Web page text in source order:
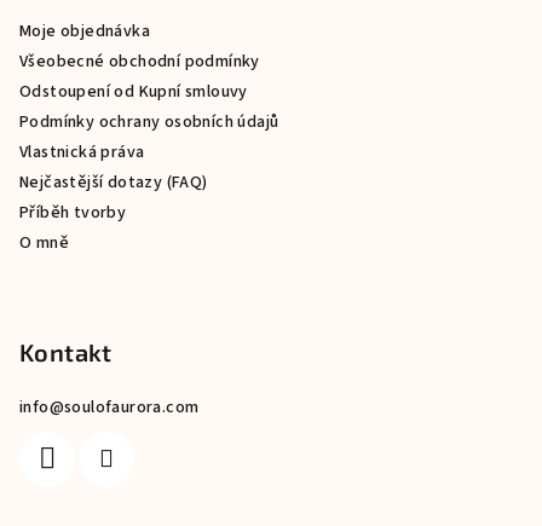
Moje objednávka
Všeobecné obchodní podmínky
Odstoupení od Kupní smlouvy
Podmínky ochrany osobních údajů
Vlastnická práva
Nejčastější dotazy (FAQ)
Příběh tvorby
O mně
Kontakt
info@soulofaurora.com